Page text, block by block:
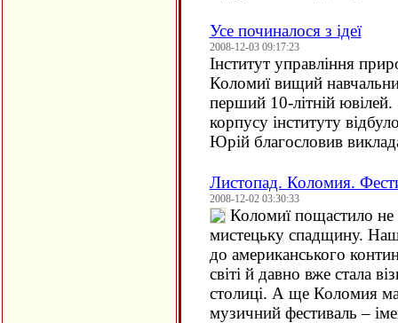
Усе починалося з ідеї
2008-12-03 09:17:23
Інститут управління
Коломиї вищий
перший 10-літній ювілей.
корпусу інституту
Юрій благословив
Листопад. Коломия.
2008-12-02 03:30:33
Коломиї пощастило не
мистецьку спадщину.
до американського
світі й давно вже стала
столиці. А ще Коломия
музичний фестиваль –